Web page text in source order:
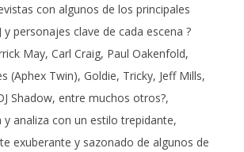
con algunos de los principales
personajes clave de cada escena ?
May, Carl Craig, Paul Oakenfold,
(Aphex Twin), Goldie, Tricky, Jeff Mills,
Shadow, entre muchos otros?,
y analiza con un estilo trepidante,
exuberante y sazonado de algunos de